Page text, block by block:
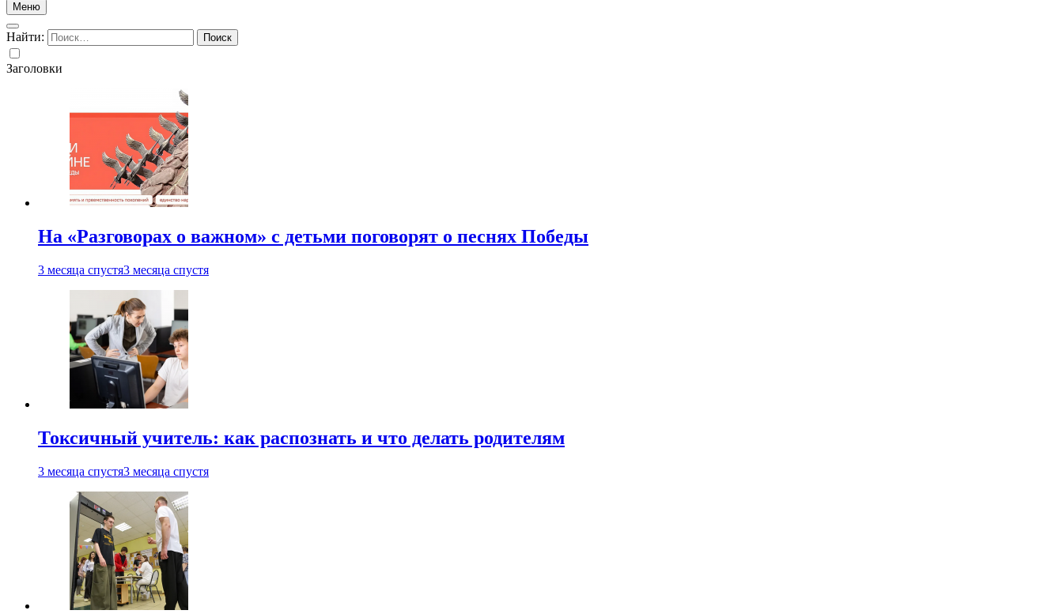
Меню
Найти:
Заголовки
На «Разговорах о важном» с детьми поговорят о песнях Победы
3 месяца спустя3 месяца спустя
Токсичный учитель: как распознать и что делать родителям
3 месяца спустя3 месяца спустя